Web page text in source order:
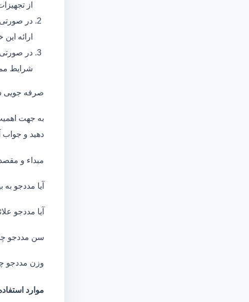
از
در
ارائه
در
شرایط
صرفه جویی
به جهت
دهید و جواب
مبداء و
آیا مددجو
آیا مددجو
سن مددجو
وزن مددجو
موارد